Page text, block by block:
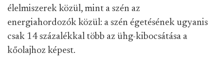
élelmiszerek közül, mint a szén az
energiahordozók közül: a szén égetésének ugyanis
csak 14 százalékkal több az ühg-kibocsátása a
kőolajhoz képest.